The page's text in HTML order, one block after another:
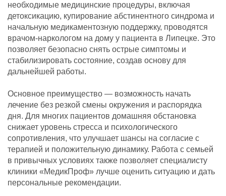
необходимые медицинские процедуры, включая
детоксикацию, купирование абстинентного синдрома и
начальную медикаментозную поддержку, проводятся
врачом-наркологом на дому у пациента в Липецке. Это
позволяет безопасно снять острые симптомы и
стабилизировать состояние, создав основу для
дальнейшей работы.
Основное преимущество — возможность начать
лечение без резкой смены окружения и распорядка
дня. Для многих пациентов домашняя обстановка
снижает уровень стресса и психологического
сопротивления, что улучшает шансы на согласие с
терапией и положительную динамику. Работа с семьей
в привычных условиях также позволяет специалисту
клиники «МедикПроф» лучше оценить ситуацию и дать
персональные рекомендации.